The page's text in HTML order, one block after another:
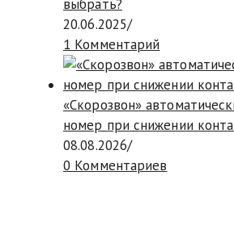
выбрать?
20.06.2025/
1 Комментарий
«Скорозвон»
номер при снижении
08.08.2026/
0 Комментариев